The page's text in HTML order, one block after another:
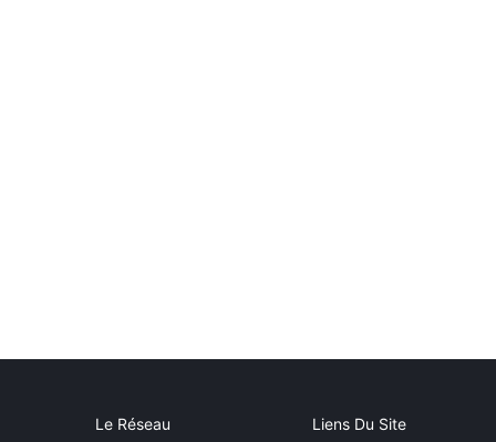
Le Réseau Liens Du Site